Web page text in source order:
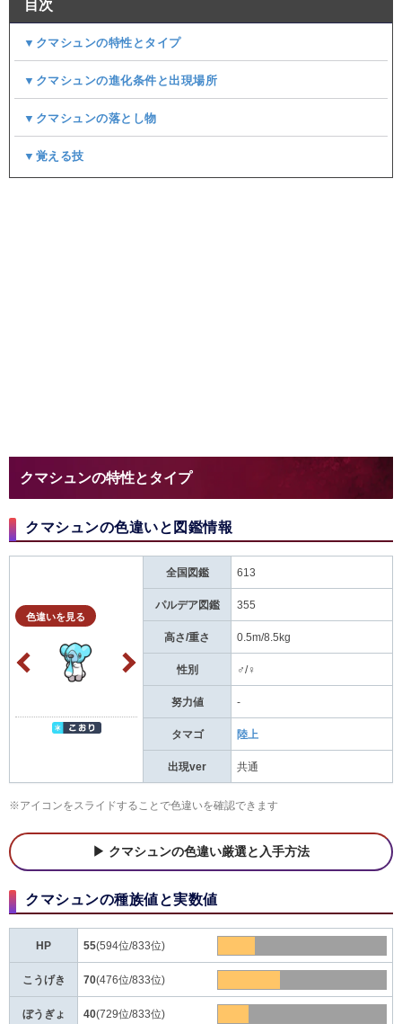
目次
▼クマシュンの特性とタイプ
▼クマシュンの進化条件と出現場所
▼クマシュンの落とし物
▼覚える技
クマシュンの特性とタイプ
クマシュンの色違いと図鑑情報
色違いを見る
全国図鑑 613
パルデア図鑑 355
高さ/重さ 0.5m/8.5kg
性別 ♂/♀
努力値 -
タマゴ 陸上
出現ver 共通
※アイコンをスライドすることで色違いを確認できます
クマシュンの色違い厳選と入手方法
クマシュンの種族値と実数値
HP 55(594位/833位)
こうげき 70(476位/833位)
ぼうぎょ 40(729位/833位)